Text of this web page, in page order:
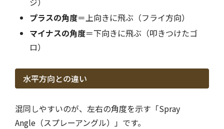
プラスの角度＝上向きに飛ぶ（フライ方向）
マイナスの角度＝下向きに飛ぶ（叩きつけたゴ
ロ）
水平方向との違い
混同しやすいのが、左右の角度を示す「Spray
Angle（スプレーアングル）」です。